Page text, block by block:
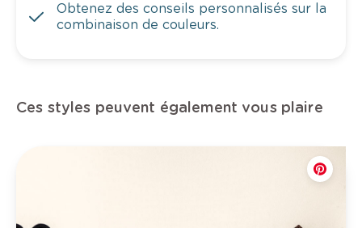
Obtenez des conseils personnalisés sur la
combinaison de couleurs.
Ces styles peuvent également vous plaire